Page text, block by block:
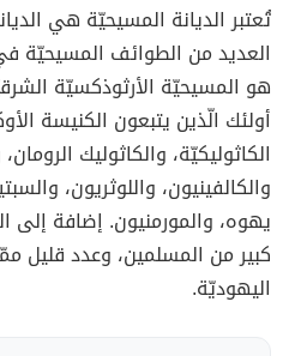
تُعتبر الديانة المسيحيّة هي
العديد من الطوائف المسيحيّة
هو المسيحيّة الأرثوذكسيّة
أولئك الّذين يتبعون الكنيسة
الكاثوليكيّة، والكاثوليك
والكالفينيون، واللوثريون،
يهوه، والمورمنيون. إضافة إلى
كبير من المسلمين، وعدد قليل
اليهوديّة.